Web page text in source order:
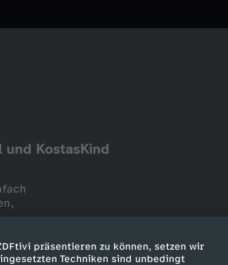
präsentieren zu können, setzen wir
Techniken sind unbedingt
und KostasKind